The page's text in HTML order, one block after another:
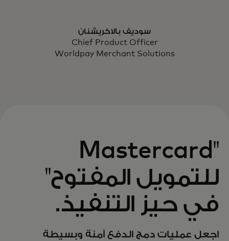
سوديف بالاكريشنان
Chief Product Officer
Worldpay Merchant Solutions
"Mastercard
للتمويل المفتوح"
في حيز التنفيذ.
اجعل عمليات دمج الدفع آمنة وبسيطة